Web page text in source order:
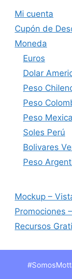
Mi cuenta
Cupón de
Moneda
Euros
Dolar
Peso
Peso
Peso
Soles Perú
Bolivares
Peso
Mockup –
Promociones
Recursos